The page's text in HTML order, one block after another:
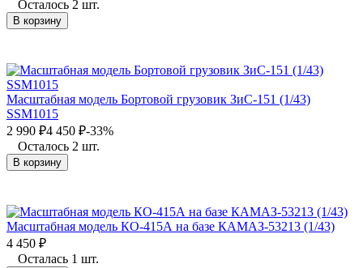
Осталось 2 шт.
В корзину
Масштабная модель Бортовой грузовик ЗиС-151 (1/43)
SSM1015
2 990 ₽4 450 ₽-33%
Осталось 2 шт.
В корзину
Масштабная модель КО-415А на базе КАМАЗ-53213 (1/43)
4 450 ₽
Осталась 1 шт.